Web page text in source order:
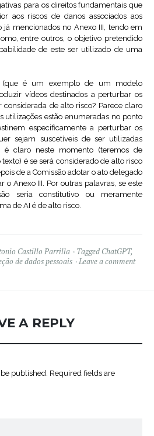
para os direitos fundamentais que
aos riscos de danos associados aos
já mencionados no Anexo III, tendo em
entre outros, o objetivo pretendido
de este ser utilizado de uma
(que é um exemplo de um modelo
vídeos destinados a perturbar os
considerada de alto risco? Parece claro
utilizações estão enumeradas no ponto
especificamente a perturbar os
sejam suscetíveis de ser utilizadas
claro neste momento (teremos de
é se será considerado de alto risco
de a Comissão adotar o ato delegado
o Anexo III. Por outras palavras, se este
seria constitutivo ou meramente
de AI é de alto risco.
Castillo Parrilla Tagged ChatGPT,
de dados pessoais Leave a comment
A REPLY
published. Required fields are